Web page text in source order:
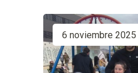
6 noviembre 2025